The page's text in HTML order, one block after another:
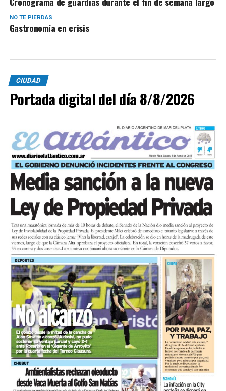
NO TE PIERDAS
Gastronomía en crisis
CIUDAD
Portada digital del día 8/8/2026